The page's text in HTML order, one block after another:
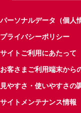
パーソナルデータ（個人
プライバシーポリシー
サイトご利用にあたって
お客さまご利用端末から
見やすさ・使いやすさの
サイトメンテナンス情報